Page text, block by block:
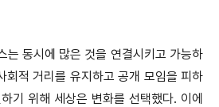
는 동시에 많은 것을 연결시키고 가능하
회적 거리를 유지하고 공개 모임을 피하
기 위해 세상은 변화를 선택했다. 이에